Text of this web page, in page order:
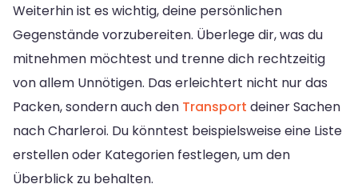
Weiterhin ist es wichtig, deine persönlichen
Gegenstände vorzubereiten. Überlege dir, was du
mitnehmen möchtest und trenne dich rechtzeitig
von allem Unnötigen. Das erleichtert nicht nur das
Packen, sondern auch den Transport deiner Sachen
nach Charleroi. Du könntest beispielsweise eine Liste
erstellen oder Kategorien festlegen, um den
Überblick zu behalten.